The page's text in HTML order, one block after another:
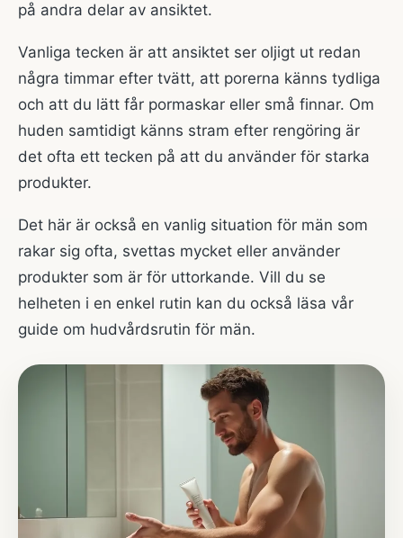
på andra delar av ansiktet.
Vanliga tecken är att ansiktet ser oljigt ut redan
några timmar efter tvätt, att porerna känns tydliga
och att du lätt får pormaskar eller små finnar. Om
huden samtidigt känns stram efter rengöring är
det ofta ett tecken på att du använder för starka
produkter.
Det här är också en vanlig situation för män som
rakar sig ofta, svettas mycket eller använder
produkter som är för uttorkande. Vill du se
helheten i en enkel rutin kan du också läsa vår
guide om hudvårdsrutin för män.